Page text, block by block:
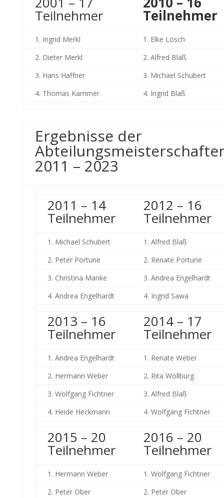
Teilnehmer Teilnehmer
1. Ingrid Merkl
1. Elke Lösch
2. Dieter Merkl
2. Alfred Blaß
3. Hans Haffner
3. Michael Schubert
4. Thomas Kammer
4. Ingrid Blaß
Ergebnisse der
2011 – 2023
2011 – 14
Teilnehmer
2012 – 16
Teilnehmer
1. Michael Schubert
1. Alfred Blaß
2. Peter Portune
2. Renate Portune
3. Christina Manke
3. Andrea Engelhardt
4. Andrea Engelhardt
4. Ingrid Sawa
2013 – 16
Teilnehmer
2014 – 17
Teilnehmer
1. Andrea Engelhardt
1. Renate Weber
2. Hermann Weber
2. Rita Wollburg
3. Wolfgang Fichtner
3. Alfred Blaß
4. Heide Heckmann
4. Wolfgang Fichtner
2015 – 20
Teilnehmer
2016 – 20
Teilnehmer
1. Hermann Weber
1. Wolfgang Fichtner
2. Peter Ober
2. Peter Ober